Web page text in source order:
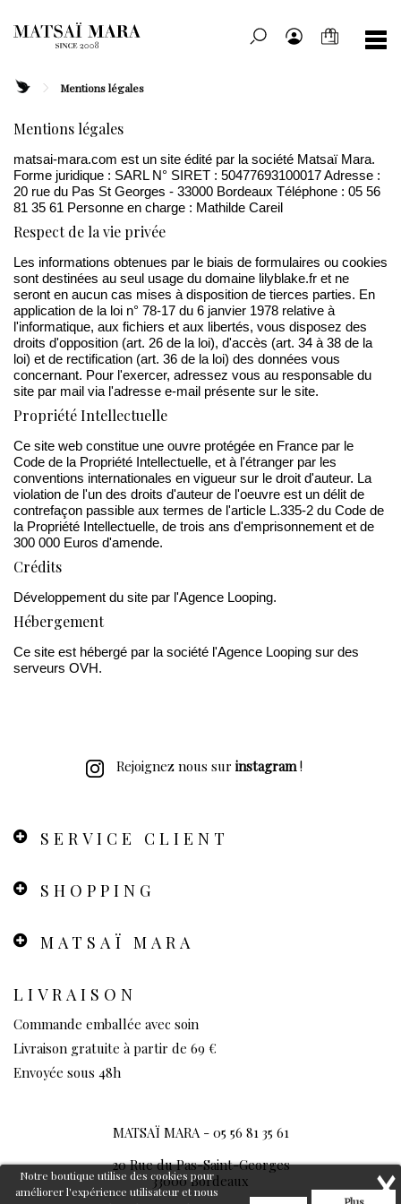
Notre boutique utilise des cookies pour
améliorer l'expérience utilisateur et nous
Mentions légales
Mentions légales
matsai-mara.com est un site édité par la société Matsaï Mara.
Forme juridique : SARL N° SIRET : 50477693100017 Adresse :
20 rue du Pas St Georges - 33000 Bordeaux Téléphone : 05 56
81 35 61 Personne en charge : Mathilde Careil
Respect de la vie privée
Les informations obtenues par le biais de formulaires ou cookies
sont destinées au seul usage du domaine lilyblake.fr et ne
seront en aucun cas mises à disposition de tierces parties. En
application de la loi n° 78-17 du 6 janvier 1978 relative à
l'informatique, aux fichiers et aux libertés, vous disposez des
droits d'opposition (art. 26 de la loi), d'accès (art. 34 à 38 de la
loi) et de rectification (art. 36 de la loi) des données vous
concernant. Pour l'exercer, adressez vous au responsable du
site par mail via l'adresse e-mail présente sur le site.
Propriété Intellectuelle
Ce site web constitue une ouvre protégée en France par le
Code de la Propriété Intellectuelle, et à l'étranger par les
conventions internationales en vigueur sur le droit d'auteur. La
violation de l'un des droits d'auteur de l'oeuvre est un délit de
contrefaçon passible aux termes de l'article L.335-2 du Code de
la Propriété Intellectuelle, de trois ans d'emprisonnement et de
300 000 Euros d'amende.
Crédits
Développement du site par l'Agence Looping.
Hébergement
Ce site est hébergé par la société l'Agence Looping sur des
serveurs OVH.
Rejoignez nous sur instagram!
SERVICE CLIENT
SHOPPING
MATSAÏ MARA
LIVRAISON
Commande emballée avec soin
Livraison gratuite à partir de 69 €
Envoyée sous 48h
MATSAÏ MARA - 05 56 81 35 61
20 Rue du Pas-Saint-Georges
33000 Bordeaux